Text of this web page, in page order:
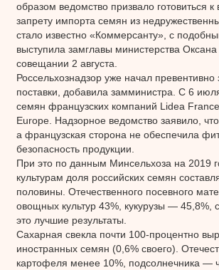
образом ведомство призвало готовиться
запрету импорта семян из
стало известно «Коммерсанту», с
выступила замглавы министерства Оксана
совещании 2 августа.
Россельхознадзор уже начал превентивно
поставки, добавила замминистра. С 6
семян французских компаний Lidea
Europe. Надзорное ведомство заявило,
а французская сторона не обеспечила
безопасность продукции.
При это по данным Минсельхоза на 2019
культурам доля российских семян
половины. Отечественного посевного
овощных культур 43%, кукурузы —
это лучшие результаты.
Сахарная свекла почти 100-процентно
иностранных семян (0,6% своего).
картофеля менее 10%, подсолнечника —